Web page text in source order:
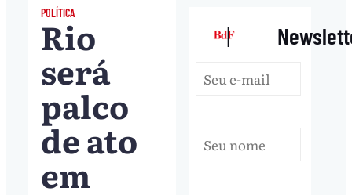
POLÍTICA
Rio
será
palco
de ato
em
|